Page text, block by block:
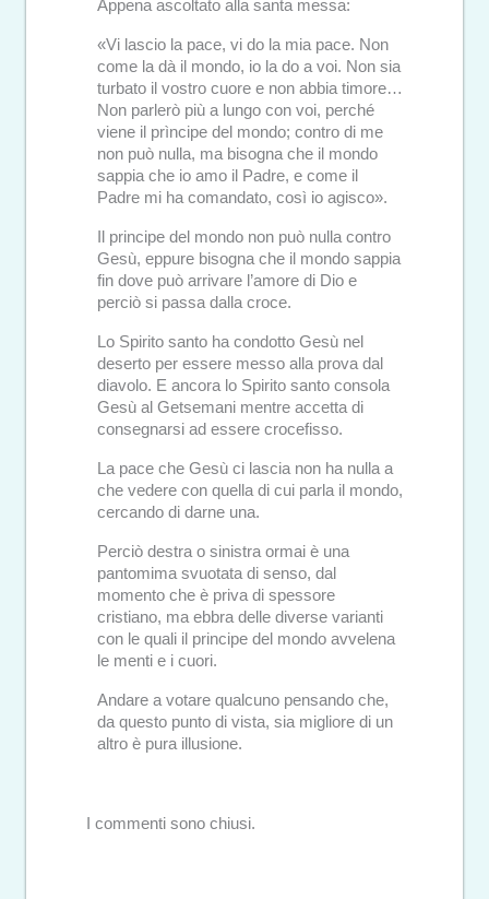
Appena ascoltato alla santa messa:
«Vi lascio la pace, vi do la mia pace. Non
come la dà il mondo, io la do a voi. Non sia
turbato il vostro cuore e non abbia timore…
Non parlerò più a lungo con voi, perché
viene il prìncipe del mondo; contro di me
non può nulla, ma bisogna che il mondo
sappia che io amo il Padre, e come il
Padre mi ha comandato, così io agisco».
Il principe del mondo non può nulla contro
Gesù, eppure bisogna che il mondo sappia
fin dove può arrivare l’amore di Dio e
perciò si passa dalla croce.
Lo Spirito santo ha condotto Gesù nel
deserto per essere messo alla prova dal
diavolo. E ancora lo Spirito santo consola
Gesù al Getsemani mentre accetta di
consegnarsi ad essere crocefisso.
La pace che Gesù ci lascia non ha nulla a
che vedere con quella di cui parla il mondo,
cercando di darne una.
Perciò destra o sinistra ormai è una
pantomima svuotata di senso, dal
momento che è priva di spessore
cristiano, ma ebbra delle diverse varianti
con le quali il principe del mondo avvelena
le menti e i cuori.
Andare a votare qualcuno pensando che,
da questo punto di vista, sia migliore di un
altro è pura illusione.
I commenti sono chiusi.